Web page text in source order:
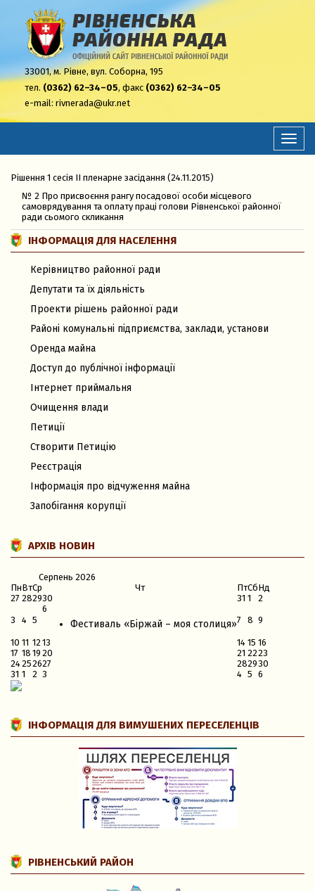
33001,м. Рівне, вул. Соборна, 195
тел. (0362) 62–34–05, факс (0362) 62–34–05
e-mail: rivnerada@ukr.net
Рішення 1 сесія ІІ пленарне засідання (24.11.2015)
№ 2 Про присвоєння рангу посадової особи місцевого
самоврядування та оплату праці голови Рівненської районної
ради сьомого скликання
ІНФОРМАЦІЯ ДЛЯ НАСЕЛЕННЯ
Керівництво районної ради
Депутати та їх діяльність
Проекти рішень районної ради
Районі комунальні підприємства, заклади, установи
Оренда майна
Доступ до публічної інформації
Інтернет приймальня
Очищення влади
Петиції
Створити Петицію
Реєстрація
Інформація про відчуження майна
Запобігання корупції
АРХІВ НОВИН
Серпень 2026
ПнВтСр Чт ПтСбНд
27 282930 31 1 2
3 4 5
6
Фестиваль «Біржай – моя столиця»7 8 9
10 11 1213 14 15 16
17 18 19 20 21 2223
24252627 282930
31 1 2 3 4 5 6
ІНФОРМАЦІЯ ДЛЯ ВИМУШЕНИХ ПЕРЕСЕЛЕНЦІВ
РІВНЕНСЬКИЙ РАЙОН